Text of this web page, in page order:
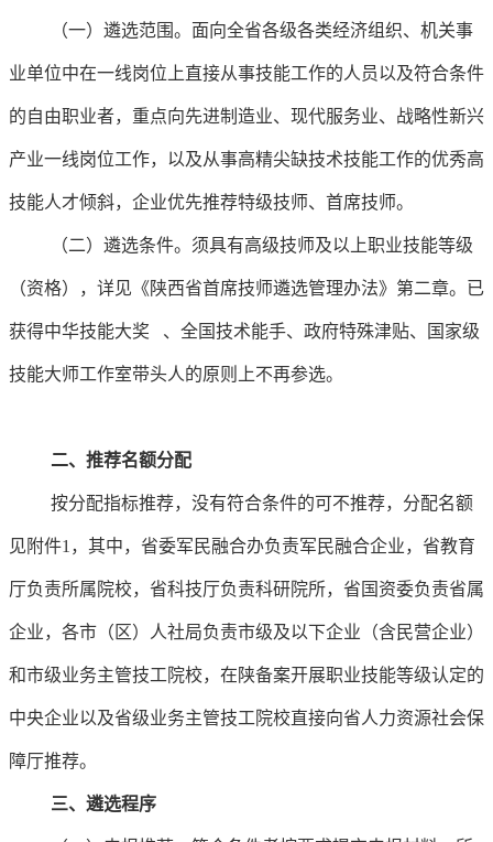
（一）遴选范围。面向全省各级各类经济组织、机关事
业单位中在一线岗位上直接从事技能工作的人员以及符合条件
的自由职业者，重点向先进制造业、现代服务业、战略性新兴
产业一线岗位工作，以及从事高精尖缺技术技能工作的优秀高
技能人才倾斜，企业优先推荐特级技师、首席技师。
（二）遴选条件。须具有高级技师及以上职业技能等级
（资格），详见《陕西省首席技师遴选管理办法》第二章。已
获得中华技能大奖 、全国技术能手、政府特殊津贴、国家级
技能大师工作室带头人的原则上不再参选。
二、推荐名额分配
按分配指标推荐，没有符合条件的可不推荐，分配名额
见附件1，其中，省委军民融合办负责军民融合企业，省教育
厅负责所属院校，省科技厅负责科研院所，省国资委负责省属
企业，各市（区）人社局负责市级及以下企业（含民营企业）
和市级业务主管技工院校，在陕备案开展职业技能等级认定的
中央企业以及省级业务主管技工院校直接向省人力资源社会保
障厅推荐。
三、遴选程序